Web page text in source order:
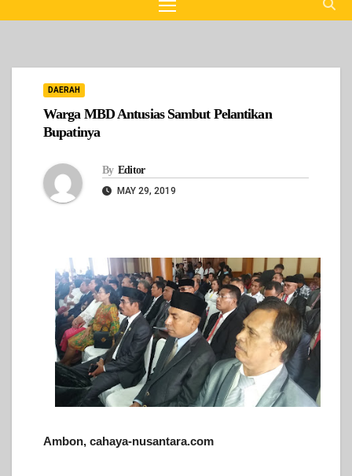
DAERAH
Warga MBD Antusias Sambut Pelantikan
Bupatinya
By Editor
MAY 29, 2019
Ambon, cahaya-nusantara.com